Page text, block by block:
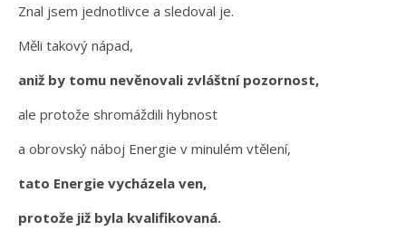
Znal jsem jednotlivce a sledoval je.
Měli takový nápad,
aniž by tomu nevěnovali zvláštní pozornost,
ale protože shromáždili hybnost
a obrovský náboj Energie v minulém vtělení,
tato Energie vycházela ven,
protože již byla kvalifikovaná.